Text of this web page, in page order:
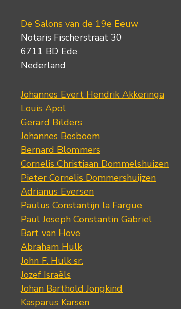
De Salons van de 19e Eeuw
Notaris Fischerstraat 30
6711 BD Ede
Nederland
Johannes Evert Hendrik Akkeringa
Louis Apol
Gerard Bilders
Johannes Bosboom
Bernard Blommers
Cornelis Christiaan Dommelshuizen
Pieter Cornelis Dommershuijzen
Adrianus Eversen
Paulus Constantijn la Fargue
Paul Joseph Constantin Gabriel
Bart van Hove
Abraham Hulk
John F. Hulk sr.
Jozef Israëls
Johan Barthold Jongkind
Kasparus Karsen